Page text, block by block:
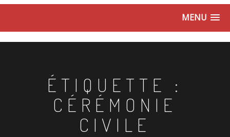
MENU
ÉTIQUETTE :
CÉRÉMONIE
CIVILE